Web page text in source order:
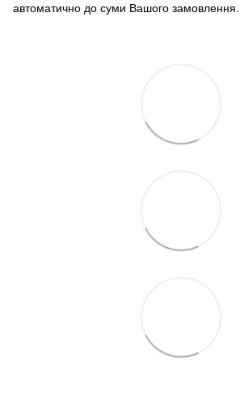
автоматично до суми Вашого замовлення.